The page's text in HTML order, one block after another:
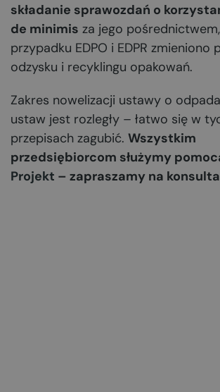
składanie sprawozdań o
de minimis za jego
przypadku EDPO i EDPR zmieniono
odzysku i recyklingu opakowań.
Zakres nowelizacji ustawy o
ustaw jest rozległy – łatwo się w
przepisach zagubić. Wszystkim
przedsiębiorcom służymy
Projekt – zapraszamy na